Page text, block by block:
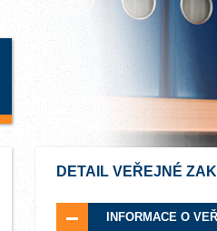
DETAIL VEŘEJNÉ
INFORMACE O